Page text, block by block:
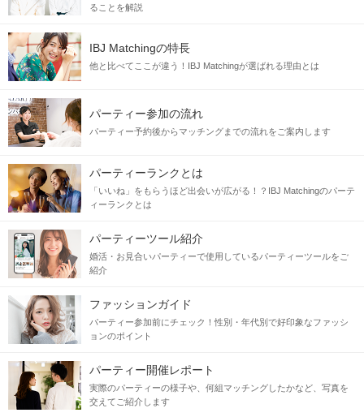
ることを解説
IBJ Matchingの特長
他と比べてここが違う！IBJ Matchingが選ばれる理由とは
パーティー参加の流れ
パーティー予約後からマッチングまでの流れをご案内します
パーティーランクとは
「いいね」をもらうほど出会いが広がる！？IBJ Matchingのパーテ
ィーランクとは
パーティーツール紹介
婚活・お見合いパーティーで使用しているパーティーツールをご
紹介
ファッションガイド
パーティー参加前にチェック！性別・年代別で好印象なファッシ
ョンのポイント
パーティー開催レポート
実際のパーティーの様子や、何組マッチングしたかなど、写真を
交えてご紹介します